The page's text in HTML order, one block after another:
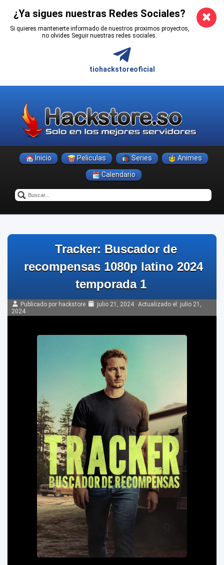
¿Ya sigues nuestras Redes Sociales?
Si quieres mantenerte informado de nuestros proximos proyectos,
no olvides Seguir nuestras redes sociales.
tiohackstoreoficial
Inicio Peliculas Series Animes
Calendario
Tracker: Buscador de
recompensas 1080p latino 2024
temporada 1
Publicado por hackstore julio 21, 2024 Actualizado el: julio 21,
2024